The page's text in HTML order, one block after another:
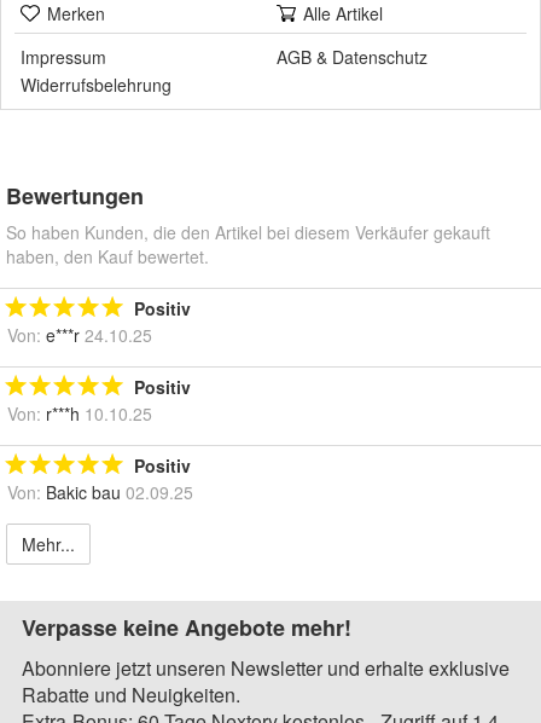
Merken
Alle Artikel
Impressum
AGB & Datenschutz
Widerrufsbelehrung
Bewertungen
So haben Kunden, die den Artikel bei diesem Verkäufer gekauft
haben, den Kauf bewertet.
Positiv
Von: e***r 24.10.25
Positiv
Von: r***h 10.10.25
Positiv
Von: Bakic bau 02.09.25
Mehr...
Verpasse keine Angebote mehr!
Abonniere jetzt unseren Newsletter und erhalte exklusive
Rabatte und Neuigkeiten.